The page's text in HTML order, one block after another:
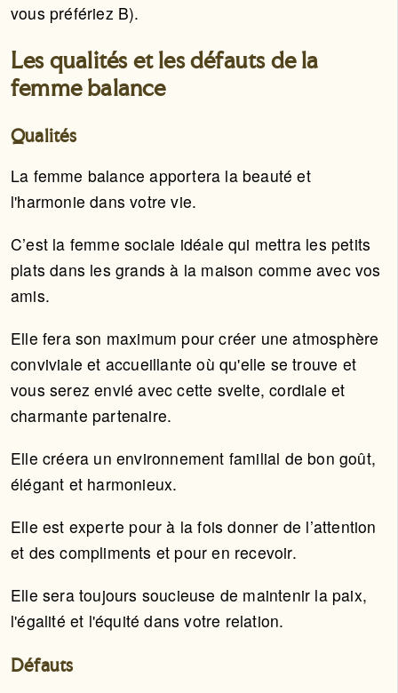
vous préfériez B).
Les qualités et les défauts de la
femme balance
Qualités
La femme balance apportera la beauté et
l'harmonie dans votre vie.
C’est la femme sociale idéale qui mettra les petits
plats dans les grands à la maison comme avec vos
amis.
Elle fera son maximum pour créer une atmosphère
conviviale et accueillante où qu'elle se trouve et
vous serez envié avec cette svelte, cordiale et
charmante partenaire.
Elle créera un environnement familial de bon goût,
élégant et harmonieux.
Elle est experte pour à la fois donner de l’attention
et des compliments et pour en recevoir.
Elle sera toujours soucieuse de maintenir la paix,
l'égalité et l'équité dans votre relation.
Défauts